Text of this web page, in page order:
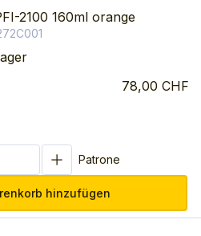
2100 160ml orange
78,00 CHF
Patrone
hinzufügen